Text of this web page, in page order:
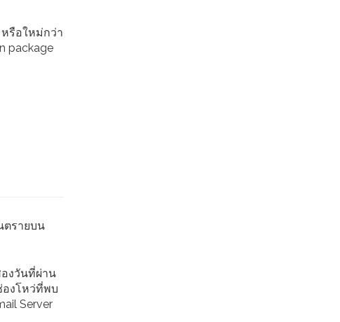
หรือใหม่กว่า
package
ตรายบน
องวันที่ผ่าน
องโหว่ที่พบ
Server